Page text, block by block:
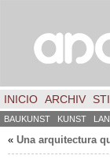
INICIO ARCHIV
BAUKUNST KUNST
« Una arquitectura